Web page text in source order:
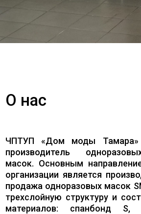
О нас
ЧПТУП «Дом моды Тамара»
производитель
масок. Основным
организации является
продажа одноразовых масок
трехслойную структуру и
материалов: спанбонд S,